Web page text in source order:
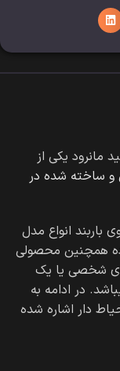
مانرود یکی از
و ساخته شده در
انواع مدل
همچنین محصولی
شخصی یا یک
در ادامه به
دار اشاره شده